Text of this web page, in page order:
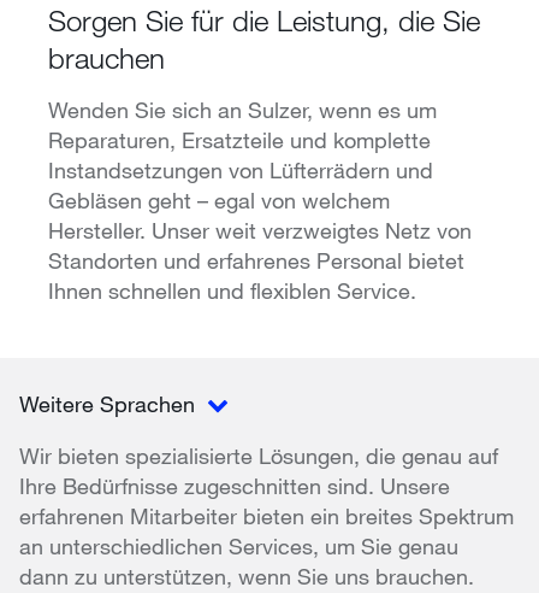
Sorgen Sie für die Leistung, die Sie
brauchen
Wenden Sie sich an Sulzer, wenn es um
Reparaturen, Ersatzteile und komplette
Instandsetzungen von Lüfterrädern und
Gebläsen geht – egal von welchem
Hersteller. Unser weit verzweigtes Netz von
Standorten und erfahrenes Personal bietet
Ihnen schnellen und flexiblen Service.
Weitere Sprachen
Wir bieten spezialisierte Lösungen, die genau auf
Ihre Bedürfnisse zugeschnitten sind. Unsere
erfahrenen Mitarbeiter bieten ein breites Spektrum
an unterschiedlichen Services, um Sie genau
dann zu unterstützen, wenn Sie uns brauchen.